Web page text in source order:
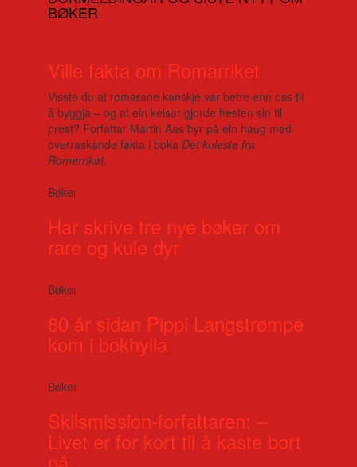
BØKER
Ville fakta om Romarriket
Visste du at romarane kanskje var betre enn oss til
å byggja – og at ein keisar gjorde hesten sin til
prest? Forfattar Martin Aas byr på ein haug med
overraskande fakta i boka Det kuleste fra
Romerriket.
Bøker
Har skrive tre nye bøker om
rare og kule dyr
Bøker
80 år sidan Pippi Langstrømpe
kom i bokhylla
Bøker
Skilsmission-forfattaren: –
Livet er for kort til å kaste bort